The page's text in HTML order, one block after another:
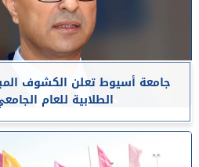
جامعة أسيوط تعلن الكشوف
الطلابية للعام الجامعي 2024 /